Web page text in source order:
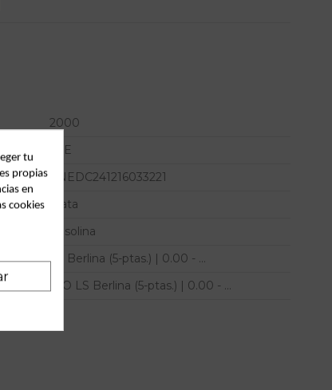
2000
A3E
KNEDC241216033221
Plata
Gasolina
LS Berlina (5-ptas.) | 0.00 - ...
RIO LS Berlina (5-ptas.) | 0.00 - ...
tu
propias
en
cookies